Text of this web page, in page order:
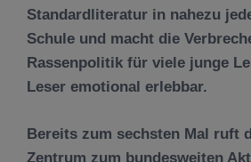
Standardliteratur in nahezu
Schule und macht die
Rassenpolitik für viele junge
Leser emotional erlebbar.
Bereits zum sechsten Mal ruft
Zentrum zum bundesweiten